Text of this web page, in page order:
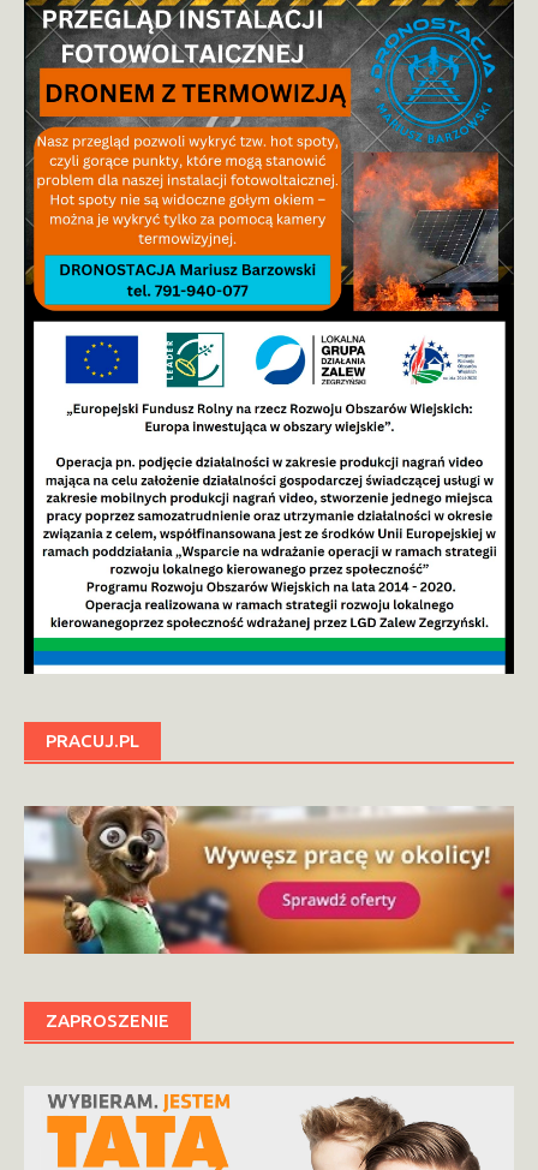
PRACUJ.PL
ZAPROSZENIE